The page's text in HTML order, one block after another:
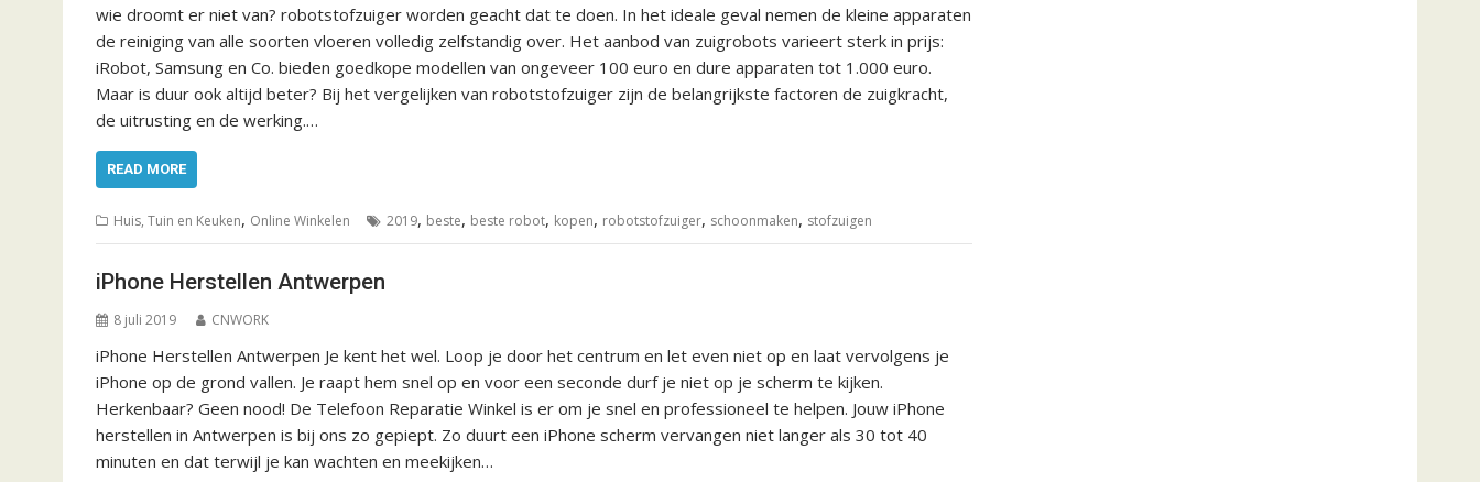
wie droomt er niet van? robotstofzuiger worden geacht dat te doen. In het ideale geval nemen de kleine apparaten
de reiniging van alle soorten vloeren volledig zelfstandig over. Het aanbod van zuigrobots varieert sterk in prijs:
iRobot, Samsung en Co. bieden goedkope modellen van ongeveer 100 euro en dure apparaten tot 1.000 euro.
Maar is duur ook altijd beter? Bij het vergelijken van robotstofzuiger zijn de belangrijkste factoren de zuigkracht,
de uitrusting en de werking.…
READ MORE
Huis, Tuin en Keuken, Online Winkelen 2019, beste, beste robot, kopen, robotstofzuiger, schoonmaken, stofzuigen
iPhone Herstellen Antwerpen
8 juli 2019 CNWORK
iPhone Herstellen Antwerpen Je kent het wel. Loop je door het centrum en let even niet op en laat vervolgens je
iPhone op de grond vallen. Je raapt hem snel op en voor een seconde durf je niet op je scherm te kijken.
Herkenbaar? Geen nood! De Telefoon Reparatie Winkel is er om je snel en professioneel te helpen. Jouw iPhone
herstellen in Antwerpen is bij ons zo gepiept. Zo duurt een iPhone scherm vervangen niet langer als 30 tot 40
minuten en dat terwijl je kan wachten en meekijken…